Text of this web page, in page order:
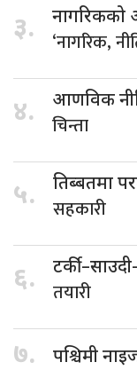
३.
‘नागरिक,
४. आणविक
चिन्ता
५. तिब्बतमा
सहकारी
६.
तयारी
७. पश्चिमी